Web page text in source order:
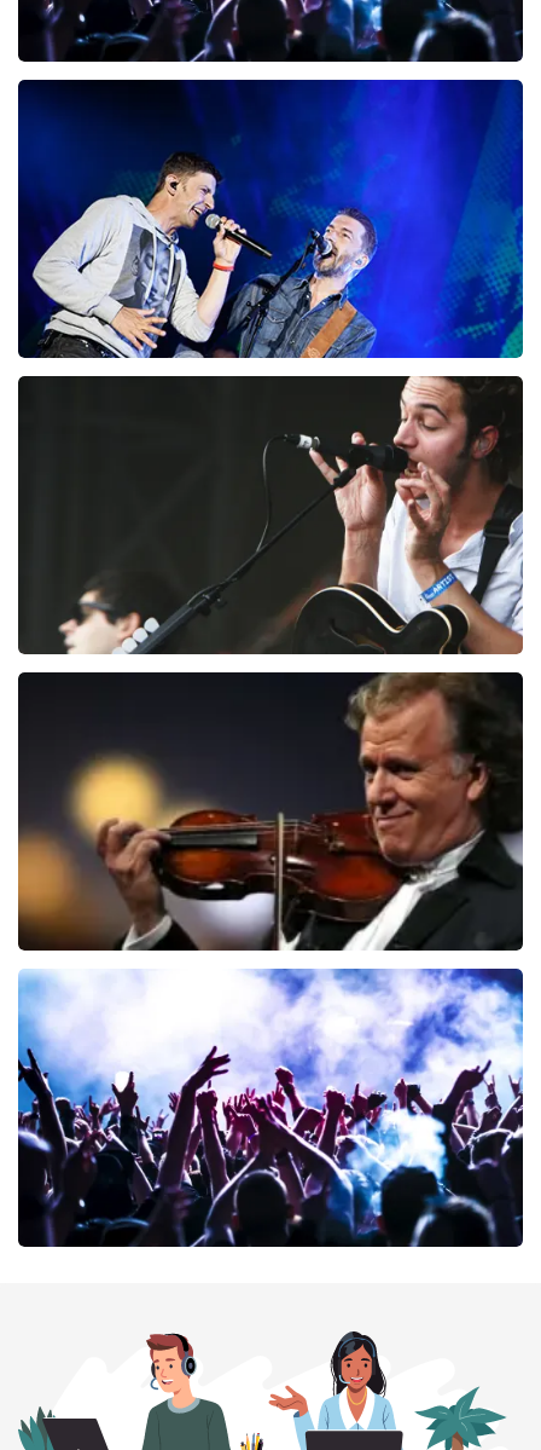
niet doen. Wij hopen dat u ondanks de hogere prijs toch
een fantastische avond heeft gehad. Met vriendelijke
Megadeth
dernières 30 minutes
COMMANDER MAINTENANT
dernières 30 minutes
COMMANDER MAINTENANT
COMMANDER MAINTENANT
COMMANDER MAINTENANT
COMMANDER MAINTENANT